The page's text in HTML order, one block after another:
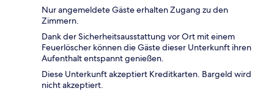
Nur angemeldete Gäste erhalten Zugang zu den
Zimmern.
Dank der Sicherheitsausstattung vor Ort mit einem
Feuerlöscher können die Gäste dieser Unterkunft ihren
Aufenthalt entspannt genießen.
Diese Unterkunft akzeptiert Kreditkarten. Bargeld wird
nicht akzeptiert.